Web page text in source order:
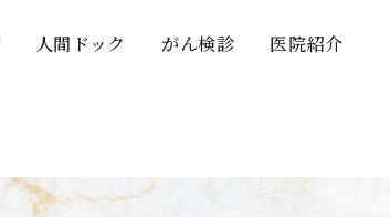
人間ドック がん検診 医院紹介